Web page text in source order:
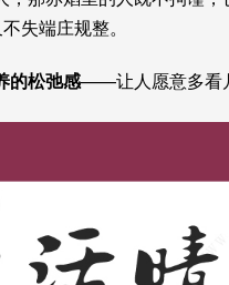
失端庄规整。
的松弛感——让人愿意多看